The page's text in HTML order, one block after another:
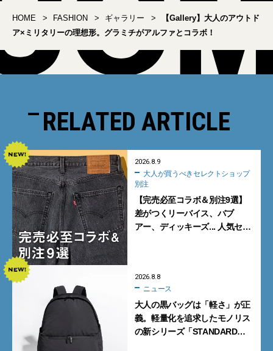
HOME FASHION ギャラリー
【Gallery】大人のアウトド
ア×ミリタリーの理想形。グラミチがアルファとコラボ！
RELATED ARTICLE
2026.8.9
別注
【完売必至コラボ＆別注9選】
差がつくリーバイス、バブ
アー、ディッキーズ... 人気セレ
2026.8.8
ニュース
大人の黒バッグは「軽さ」が正
義。軽量化を追求したモノリス
の新シリーズ「STANDARD